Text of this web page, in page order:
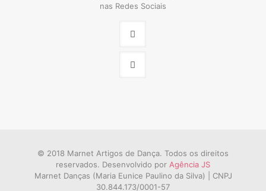
nas Redes Sociais
© 2018 Marnet Artigos de Dança. Todos os direitos
reservados. Desenvolvido por Agência JS
Marnet Danças (Maria Eunice Paulino da Silva) | CNPJ
30.844.173/0001-57